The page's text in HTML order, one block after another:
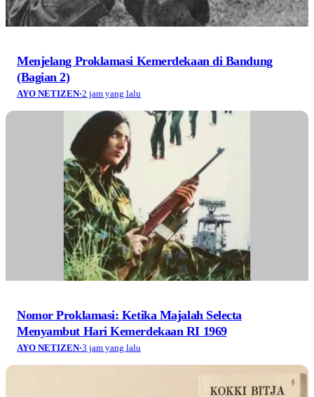
Menjelang Proklamasi Kemerdekaan di Bandung
(Bagian 2)
AYO NETIZEN·2 jam yang lalu
Nomor Proklamasi: Ketika Majalah Selecta
Menyambut Hari Kemerdekaan RI 1969
AYO NETIZEN·3 jam yang lalu